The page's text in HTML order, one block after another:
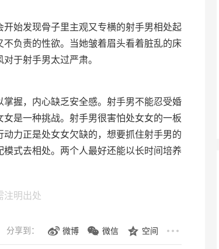
始发现骨子里主观又专横的射手男相处起
负责的性欲。当她皱着眉头看着脏乱的床
于射手男太过严肃。
握，内心缺乏安全感。射手男不能忍受婚
是一种挑战。射手男很害怕处女女的一板
力正是处女女欠缺的，想要抓住射手男的
式去相处。两个人最好还能以长时间培养
注明出处
分享到： 微博 微信 空间